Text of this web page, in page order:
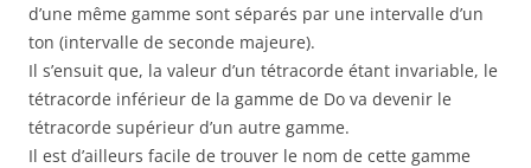
d’une même gamme sont séparés par une intervalle d’un
ton (intervalle de seconde majeure).
Il s’ensuit que, la valeur d’un tétracorde étant invariable, le
tétracorde inférieur de la gamme de Do va devenir le
tétracorde supérieur d’un autre gamme.
Il est d’ailleurs facile de trouver le nom de cette gamme